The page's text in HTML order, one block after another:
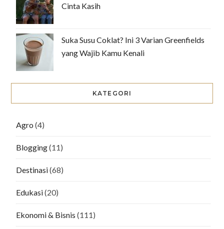
Cinta Kasih
Suka Susu Coklat? Ini 3 Varian Greenfields
yang Wajib Kamu Kenali
KATEGORI
Agro (4)
Blogging(11)
Destinasi(68)
Edukasi(20)
Ekonomi & Bisnis (111)